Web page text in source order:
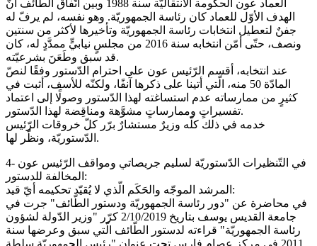
العماد عون الحكومة الانتقاليّة سنة 1988 وبين اتّفاق الطّائف أنّ
الهدف الأوّل للعماد كان رئاسة الجمهوريّة. وهو نفسه، لم يرفّ له
جفنٌ لتعطيل انتخابات رئاسة الجمهوريّة وتأخيرها لأكثر من سنتين
ونصف، حتّى أمّن انتخابه سنة 2016 من مجلسٍ نيابيٍّ ممدَّدٍ له، كان
قد سبق وطَعَنَ بشرعيّته.
عند انتخابه، أقسم الرّئيس عون على احترام الدّستور وفقًا لنصّ
المادّة 50 منه، الّتي أتينا على ذكرها آنفًا، ولكنّه للأسف، أثبت في
كثيرٍ من ممارساته عدم استساغته لهذا الدّستور وصولًا إلى اعتماد
تفسيراتٍ وممارساتٍ مشوَّهة ومناقِضة لهذا الدّستور.
خدمه في ذلك كلّه وزيرٌ مستشارٌ برّر كلّ خروقات الرّئيس
الدّستوريّة، ونظّر لها.
4- في التّنظيرات الدّستوريّة لسليم جريصاتي ومواقف الرّئيس عون
المخالفة للدستور:
المرشد الموجّه والحَكَم الّذي لا يُقيّد تحكيمه أيّ قيد:
في محاضرة عن "دور رئاسة الجمهوريّة ودستور الطّائف" جرت في
جامعة القديس يوسف بتاريخ 2/10/2019 كرّر "وزير الدّولة لشؤون
رئاسة الجمهوريّة" قراءته لدستور الطّائف الّتي سبق وعرضها سنة
2011 في مركز عصام فارس تحت عنوان "رئيس الجمهوريّة سلطة